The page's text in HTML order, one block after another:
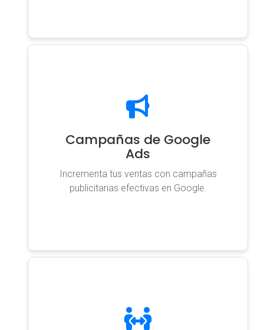
Campañas de Google
Ads
Incrementa tus ventas con campañas
publicitarias efectivas en Google.